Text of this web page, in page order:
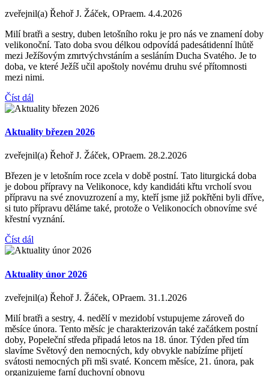
zveřejnil(a) Řehoř J. Žáček, OPraem. 4.4.2026
Milí bratři a sestry, duben letošního roku je pro nás ve znamení doby
velikonoční. Tato doba svou délkou odpovídá padesátidenní lhůtě
mezi Ježíšovým zmrtvýchvstáním a sesláním Ducha Svatého. Je to
doba, ve které Ježíš učil apoštoly novému druhu své přítomnosti
mezi nimi.
Číst dál
Aktuality březen 2026
zveřejnil(a) Řehoř J. Žáček, OPraem. 28.2.2026
Březen je v letošním roce zcela v době postní. Tato liturgická doba
je dobou přípravy na Velikonoce, kdy kandidáti křtu vrcholí svou
přípravu na své znovuzrození a my, kteří jsme již pokřtěni byli dříve,
si tuto přípravu děláme také, protože o Velikonocích obnovíme své
křestní vyznání.
Číst dál
Aktuality únor 2026
zveřejnil(a) Řehoř J. Žáček, OPraem. 31.1.2026
Milí bratři a sestry, 4. nedělí v mezidobí vstupujeme zároveň do
měsíce února. Tento měsíc je charakterizován také začátkem postní
doby, Popeleční středa připadá letos na 18. únor. Týden před tím
slavíme Světový den nemocných, kdy obvykle nabízíme přijetí
svátosti nemocných při mši svaté. Koncem měsíce, 21. února, pak
organizujeme farní duchovní obnovu